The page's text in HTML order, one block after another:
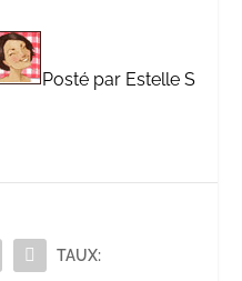
Posté par Estelle S
TAUX: